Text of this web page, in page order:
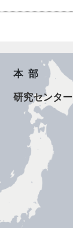
本部
研究センター